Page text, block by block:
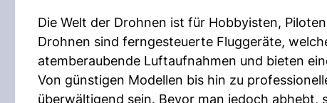
Die Welt der Drohnen ist für Hobbyisten,
Drohnen sind ferngesteuerte Fluggeräte,
atemberaubende Luftaufnahmen und bieten
Von günstigen Modellen bis hin zu
überwältigend sein. Bevor man jedoch